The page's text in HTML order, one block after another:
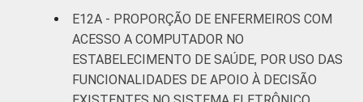
E12A - PROPORÇÃO DE ENFERMEIROS COM
ACESSO A COMPUTADOR NO
ESTABELECIMENTO DE SAÚDE, POR USO DAS
FUNCIONALIDADES DE APOIO À DECISÃO